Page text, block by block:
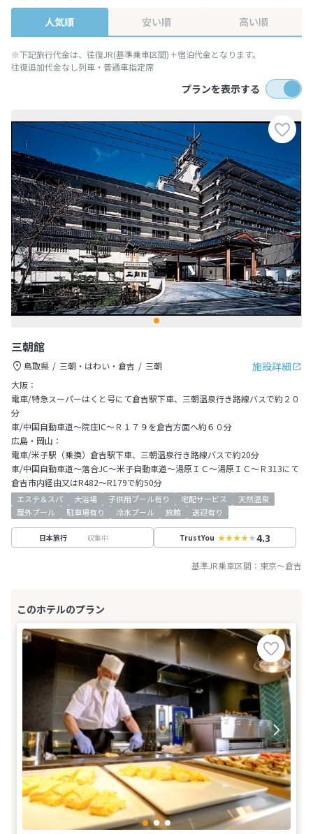
人気順 安い順 高い順
※下記旅行代金は、往復JR(基準乗車区間)＋宿泊代金となります。
往復追加代金なし列車・普通車指定席
プランを表示する
三朝館
施設詳細
鳥取県 三朝・はわい・倉吉
三朝
大阪：
電車/特急スーパーはくと号にて倉吉駅下車、三朝温泉行き路線バスで約２０
分
車/中国自動車道～院庄IC～Ｒ１７９を倉吉方面へ約６０分
広島・岡山：
電車/米子駅（乗換）倉吉駅下車、三朝温泉行き路線バスで約20分
車/中国自動車道～落合JC～米子自動車道～湯原ＩＣ～湯原ＩＣ～Ｒ313にて
倉吉市内経由又はR482～R179で約50分
エステ＆スパ 大浴場 子供用プール有り 宅配サービス
天然温泉
屋外プール
駐車場有り 冷水プール 旅館 送迎有り
日本旅行 収集中 TrustYou 4.3
基準JR乗車区間： 東京～倉吉